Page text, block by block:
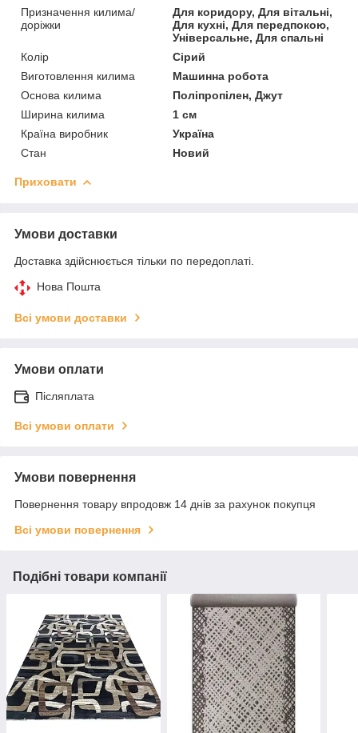
Призначення килима/
доріжки
Для коридору, Для вітальні,
Для кухні, Для передпокою,
Універсальне, Для спальні
Колір
Сірий
Виготовлення килима
Машинна робота
Основа килима
Поліпропілен, Джут
Ширина килима
1 см
Країна виробник
Україна
Стан
Новий
Приховати
Умови доставки
Доставка здійснюється тільки по передоплаті.
Нова Пошта
Всі умови доставки
Умови оплати
Післяплата
Всі умови оплати
Умови повернення
Повернення товару впродовж 14 днів за рахунок покупця
Всі умови повернення
Подібні товари компанії